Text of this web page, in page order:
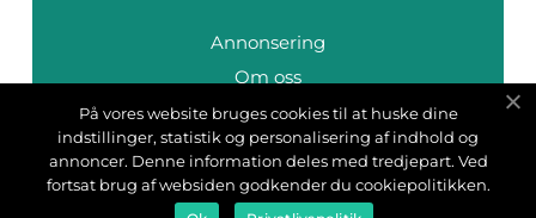
Annonsering
Om oss
Cookies
Kontakta oss
Sitemap
På vores website bruges cookies til at huske dine
indstillinger, statistik og personalisering af indhold og
annoncer. Denne information deles med tredjepart. Ved
fortsat brug af websiden godkender du cookiepolitikken.